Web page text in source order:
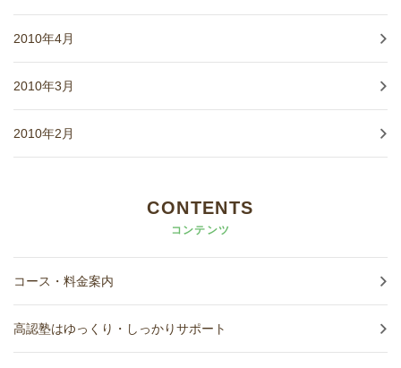
2010年4月
2010年3月
2010年2月
CONTENTS
コンテンツ
コース・料金案内
高認塾はゆっくり・しっかりサポート